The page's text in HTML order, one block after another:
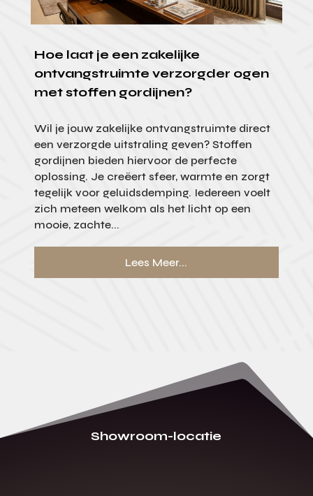
Hoe laat je een zakelijke
ontvangstruimte verzorgder ogen
met stoffen gordijnen?
Wil je jouw zakelijke ontvangstruimte direct
een verzorgde uitstraling geven? Stoffen
gordijnen bieden hiervoor de perfecte
oplossing. Je creëert sfeer, warmte en zorgt
tegelijk voor geluidsdemping. Iedereen voelt
zich meteen welkom als het licht op een
mooie, zachte...
Lees Meer...
Showroom-locatie